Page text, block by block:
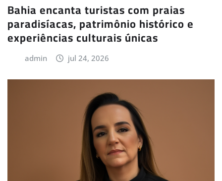
Bahia encanta turistas com praias
paradisíacas, patrimônio histórico e
experiências culturais únicas
admin jul 24, 2026